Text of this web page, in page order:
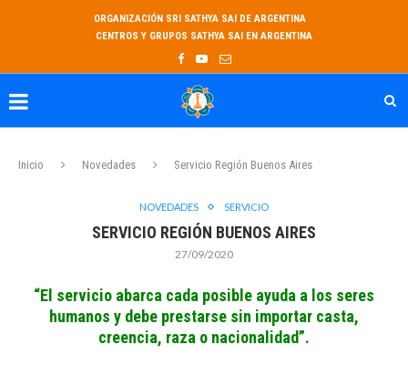
ORGANIZACIÓN SRI SATHYA SAI DE ARGENTINA
CENTROS Y GRUPOS SATHYA SAI EN ARGENTINA
Inicio Novedades Servicio Región Buenos Aires
NOVEDADES SERVICIO
SERVICIO REGIÓN BUENOS AIRES
27/09/2020
“El servicio abarca cada posible ayuda a los seres
humanos y debe prestarse sin importar casta,
creencia, raza o nacionalidad”.